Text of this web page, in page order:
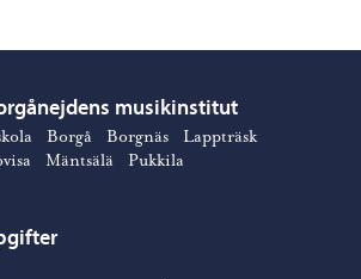
musikinstitut – Gå till startsidan
musikinstitut
Borgå Borgnäs
Lappträsk
Mäntsälä Pukkila